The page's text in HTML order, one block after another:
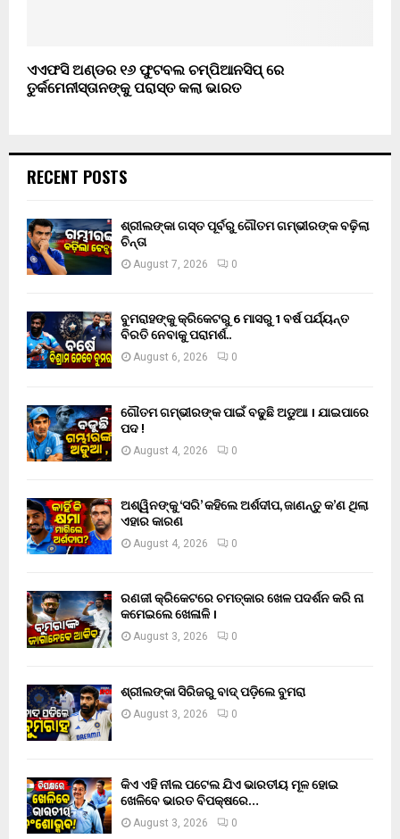
ଏଏଫସି ଅଣ୍ଡର ୧୬ ଫୁଟବଲ ଚମ୍ପିଆନସିପ୍ ରେ
ତୁର୍କମେନୀସ୍ତାନଙ୍କୁ ପରାସ୍ତ କଲା ଭାରତ
RECENT POSTS
ଶ୍ରୀଲଙ୍କା ଗସ୍ତ ପୂର୍ବରୁ ଗୌତମ ଗମ୍ଭୀରଙ୍କ ବଢ଼ିଲା
ଚିନ୍ତା
August 7, 2026 0
ବୁମରାହଙ୍କୁ କ୍ରିକେଟରୁ 6 ମାସରୁ 1 ବର୍ଷ ପର୍ଯ୍ୟନ୍ତ
ବିରତି ନେବାକୁ ପରାମର୍ଶ..
August 6, 2026 0
ଗୌତମ ଗମ୍ଭୀରଙ୍କ ପାଇଁ ବଢୁଛି ଅଡୁଆ । ଯାଇପାରେ
ପଦ !
August 4, 2026 0
ଅଶ୍ୱିନଙ୍କୁ ‘ସରି’ କହିଲେ ଅର୍ଶଦୀପ, ଜାଣନ୍ତୁ କ’ଣ ଥିଲା
ଏହାର କାରଣ
August 4, 2026 0
ରଣଜୀ କ୍ରିକେଟରେ ଚମତ୍କାର ଖେଳ ପଦର୍ଶନ କରି ନା
କମେଇଲେ ଖେଳାଳି ।
August 3, 2026 0
ଶ୍ରୀଲଙ୍କା ସିରିଜରୁ ବାଦ୍ ପଡ଼ିଲେ ବୁମରା
August 3, 2026 0
କିଏ ଏହି ନୀଲ ପଟେଲ ଯିଏ ଭାରତୀୟ ମୂଳ ହୋଇ
ଖେଳିବେ ଭାରତ ବିପକ୍ଷରେ…
August 3, 2026 0